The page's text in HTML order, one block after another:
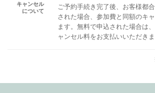
キャンセル
について
ご予約手続き完了後、お客様都
された場合、参加費と同額のキ
ます。無料で申込された場合は
ャンセル料をお支払いいただきま